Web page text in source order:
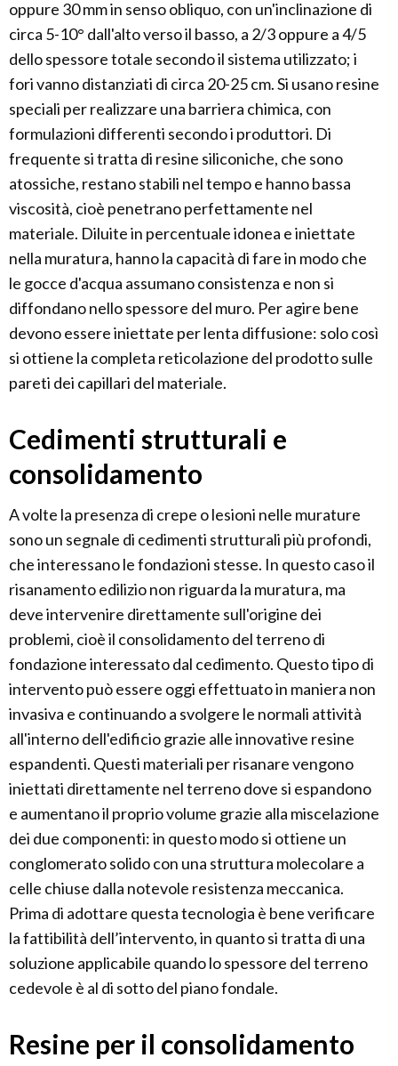
oppure 30 mm in senso obliquo, con un'inclinazione di
circa 5-10° dall'alto verso il basso, a 2/3 oppure a 4/5
dello spessore totale secondo il sistema utilizzato; i
fori vanno distanziati di circa 20-25 cm. Si usano resine
speciali per realizzare una barriera chimica, con
formulazioni differenti secondo i produttori. Di
frequente si tratta di resine siliconiche, che sono
atossiche, restano stabili nel tempo e hanno bassa
viscosità, cioè penetrano perfettamente nel
materiale. Diluite in percentuale idonea e iniettate
nella muratura, hanno la capacità di fare in modo che
le gocce d'acqua assumano consistenza e non si
diffondano nello spessore del muro. Per agire bene
devono essere iniettate per lenta diffusione: solo così
si ottiene la completa reticolazione del prodotto sulle
pareti dei capillari del materiale.
Cedimenti strutturali e
consolidamento
A volte la presenza di crepe o lesioni nelle murature
sono un segnale di cedimenti strutturali più profondi,
che interessano le fondazioni stesse. In questo caso il
risanamento edilizio non riguarda la muratura, ma
deve intervenire direttamente sull'origine dei
problemi, cioè il consolidamento del terreno di
fondazione interessato dal cedimento. Questo tipo di
intervento può essere oggi effettuato in maniera non
invasiva e continuando a svolgere le normali attività
all'interno dell'edificio grazie alle innovative resine
espandenti. Questi materiali per risanare vengono
iniettati direttamente nel terreno dove si espandono
e aumentano il proprio volume grazie alla miscelazione
dei due componenti: in questo modo si ottiene un
conglomerato solido con una struttura molecolare a
celle chiuse dalla notevole resistenza meccanica.
Prima di adottare questa tecnologia è bene verificare
la fattibilità dell’intervento, in quanto si tratta di una
soluzione applicabile quando lo spessore del terreno
cedevole è al di sotto del piano fondale.
Resine per il consolidamento